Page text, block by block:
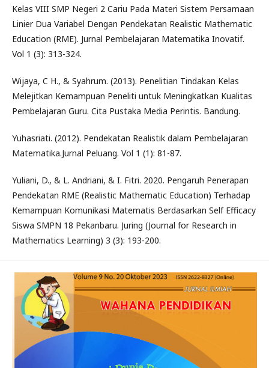
Kelas VIII SMP Negeri 2 Cariu Pada Materi Sistem Persamaan
Linier Dua Variabel Dengan Pendekatan Realistic Mathematic
Education (RME). Jurnal Pembelajaran Matematika Inovatif.
Vol 1 (3): 313-324.
Wijaya, C H., & Syahrum. (2013). Penelitian Tindakan Kelas
Melejitkan Kemampuan Peneliti untuk Meningkatkan Kualitas
Pembelajaran Guru. Cita Pustaka Media Perintis. Bandung.
Yuhasriati. (2012). Pendekatan Realistik dalam Pembelajaran
Matematika.Jurnal Peluang. Vol 1 (1): 81-87.
Yuliani, D., & L. Andriani, & I. Fitri. 2020. Pengaruh Penerapan
Pendekatan RME (Realistic Mathematic Education) Terhadap
Kemampuan Komunikasi Matematis Berdasarkan Self Efficacy
Siswa SMPN 18 Pekanbaru. Juring (Journal for Research in
Mathematics Learning) 3 (3): 193-200.